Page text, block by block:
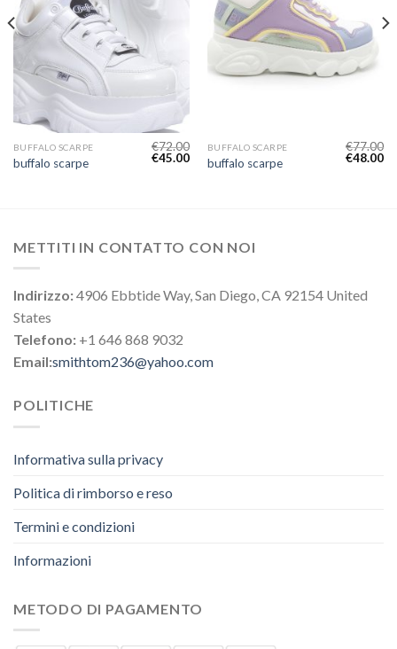
BUFFALO SCARPE
buffalo scarpe
€72.00
€45.00
BUFFALO SCARPE
buffalo scarpe
€77.00
€48.00
METTITI IN CONTATTO CON NOI
Indirizzo:4906 Ebbtide Way, San Diego, CA 92154 United
States
Telefono: +1 646 868 9032
Email:smithtom236@yahoo.com
POLITICHE
Informativa sulla privacy
Politica di rimborso e reso
Termini e condizioni
Informazioni
METODO DI PAGAMENTO